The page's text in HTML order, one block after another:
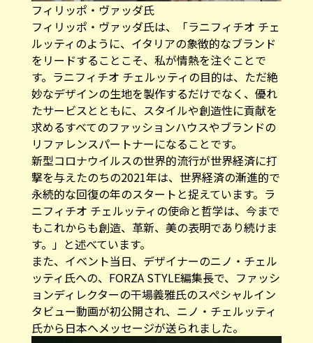
フィリッポ・ヴァッダ氏
フィリッポ・ヴァッダ氏は、「ラニフィチオ チェ
ルッティのように、イタリアの象徴的なブランド
をリードすることこそ、私が情熱を注ぐことで
す。ラニフィチオ チェルッティの目的は、ただ絶
妙なデザインの生地を製作するだけでなく、優れ
たサービスとともに、スタイルや創造性に貢献を
求めるすべてのファッションハウスやブランドの
リファレンスパートナーになることです。
新型コロナウイルスの世界的流行が世界経済に打
撃を与えたのちの2021年は、世界経済の漸進的で
永続的な回復の年のスタートと捉えています。ラ
ニフィチオ チェルッティの使命と哲学は、今まで
もこれからも創造、革新、美の表明であり続けま
す。」と述べています。
また、イベント当日、デザイナーのニノ・チェル
ッティ氏への、FORZA STYLE編集長で、ファッシ
ョンディレクターの干場義雅氏のスぺシャルイン
タビュー動画が初公開され、ニノ・チェルッティ
氏から日本へメッセージが送られました。